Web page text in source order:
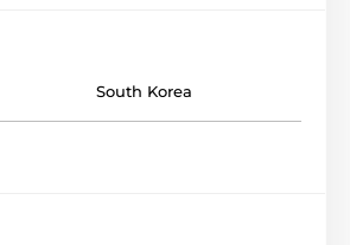
South Korea